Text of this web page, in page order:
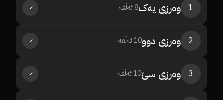
1 وەرزی یەک8ئەڵقە
2 وەرزی دوو10ئەڵقە
3 وەرزی سێ10ئەڵقە